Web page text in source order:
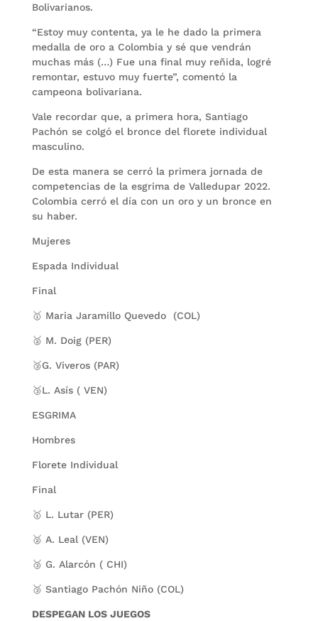
Bolivarianos.
“Estoy muy contenta, ya le he dado la primera
medalla de oro a Colombia y sé que vendrán
muchas más (…) Fue una final muy reñida, logré
remontar, estuvo muy fuerte”, comentó la
campeona bolivariana.
Vale recordar que, a primera hora, Santiago
Pachón se colgó el bronce del florete individual
masculino.
De esta manera se cerró la primera jornada de
competencias de la esgrima de Valledupar 2022.
Colombia cerró el día con un oro y un bronce en
su haber.
Mujeres
Espada Individual
Final
🥇 Maria Jaramillo Quevedo (COL)
🥈 M. Doig (PER)
🥉G. Viveros (PAR)
🥉L. Asís ( VEN)
ESGRIMA
Hombres
Florete Individual
Final
🥇 L. Lutar (PER)
🥈 A. Leal (VEN)
🥉 G. Alarcón ( CHI)
🥉 Santiago Pachón Niño (COL)
DESPEGAN LOS JUEGOS